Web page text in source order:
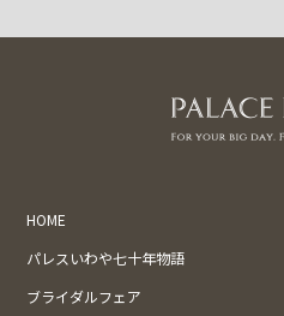
HOME
パレスいわや七十年物語
ブライダルフェア